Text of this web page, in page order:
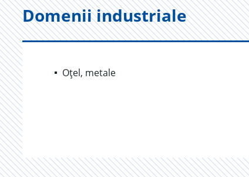
Domenii industriale
Oțel, metale